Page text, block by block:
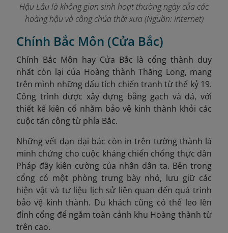
Hậu Lâu là không gian sinh hoạt thường ngày của các
hoàng hậu và công chúa thời xưa (Nguồn: Internet)
Chính Bắc Môn (Cửa Bắc)
Chính Bắc Môn hay Cửa Bắc là cổng thành duy
nhất còn lại của Hoàng thành Thăng Long, mang
trên mình những dấu tích chiến tranh từ thế kỷ 19.
Công trình được xây dựng bằng gạch và đá, với
thiết kế kiên cố nhằm bảo vệ kinh thành khỏi các
cuộc tấn công từ phía Bắc.
Những vết đạn đại bác còn in trên tường thành là
minh chứng cho cuộc kháng chiến chống thực dân
Pháp đầy kiên cường của nhân dân ta. Bên trong
cổng có một phòng trưng bày nhỏ, lưu giữ các
hiện vật và tư liệu lịch sử liên quan đến quá trình
bảo vệ kinh thành. Du khách cũng có thể leo lên
đỉnh cổng để ngắm toàn cảnh khu Hoàng thành từ
trên cao.